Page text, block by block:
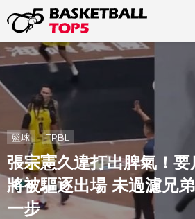
籃球 TPBL
張宗憲久違打出脾氣！
將被驅逐出場 未過濾兄
一步